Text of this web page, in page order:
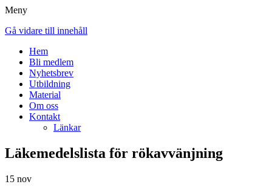
Meny
Gå vidare till innehåll
Hem
Bli medlem
Nyhetsbrev
Utbildning
Material
Om oss
Kontakt
Länkar
Läkemedelslista för rökavvänjning
15 nov